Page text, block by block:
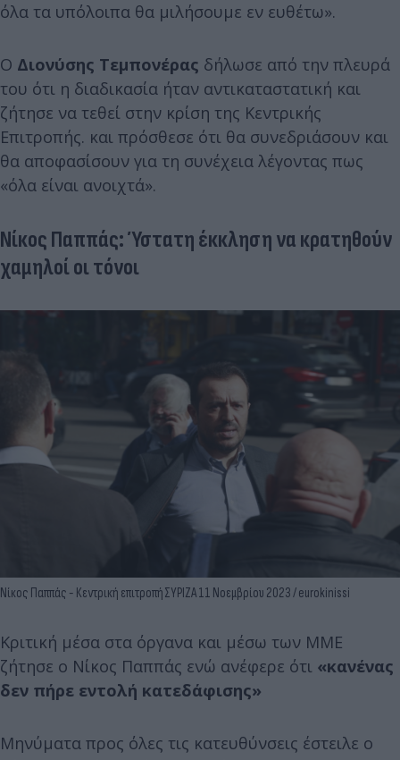
όλα τα υπόλοιπα θα μιλήσουμε εν ευθέτω».
Ο Διονύσης Τεμπονέρας δήλωσε από την πλευρά
του ότι η διαδικασία ήταν αντικαταστατική και
ζήτησε να τεθεί στην κρίση της Κεντρικής
Επιτροπής. και πρόσθεσε ότι θα συνεδριάσουν και
θα αποφασίσουν για τη συνέχεια λέγοντας πως
«όλα είναι ανοιχτά».
Νίκος Παππάς: Ύστατη έκκληση να κρατηθούν
χαμηλοί οι τόνοι
Νίκος Παππάς - Κεντρική επιτροπή ΣΥΡΙΖΑ 11 Νοεμβρίου 2023 / eurokinissi
Κριτική μέσα στα όργανα και μέσω των ΜΜΕ
ζήτησε ο Νίκος Παππάς ενώ ανέφερε ότι «κανένας
δεν πήρε εντολή κατεδάφισης»
Μηνύματα προς όλες τις κατευθύνσεις έστειλε ο